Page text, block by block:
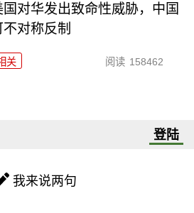
国对华发出致命性威胁，中国
不对称反制
关 阅读 158462
登陆
我来说两句